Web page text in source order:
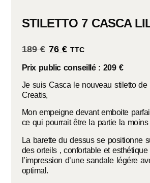
STILETTO 7 CASCA
189€ 76€ TTC
Prix public conseillé : 209 €
Je suis Casca le nouveau stiletto de
Creatis,
Mon empeigne devant emboite
ce qui pourrait être la partie la
La barette du dessus se positionne
des orteils , confortable et
l’impression d’une sandale légére
optimal.